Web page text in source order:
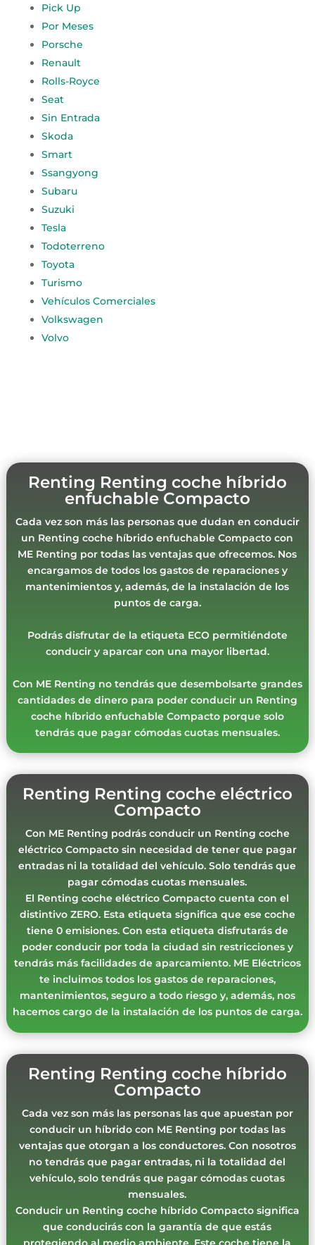
Pick Up
Por Meses
Porsche
Renault
Rolls-Royce
Seat
Sin Entrada
Skoda
Smart
Ssangyong
Subaru
Suzuki
Tesla
Todoterreno
Toyota
Turismo
Vehículos Comerciales
Volkswagen
Volvo
Renting Renting coche híbrido
enfuchable Compacto
Cada vez son más las personas que dudan en conducir
un Renting coche híbrido enfuchable Compacto con
ME Renting por todas las ventajas que ofrecemos. Nos
encargamos de todos los gastos de reparaciones y
mantenimientos y, además, de la instalación de los
puntos de carga.
Podrás disfrutar de la etiqueta ECO permitiéndote
conducir y aparcar con una mayor libertad.
Con ME Renting no tendrás que desembolsarte grandes
cantidades de dinero para poder conducir un Renting
coche híbrido enfuchable Compacto porque solo
tendrás que pagar cómodas cuotas mensuales.
Renting Renting coche eléctrico
Compacto
Con ME Renting podrás conducir un Renting coche
eléctrico Compacto sin necesidad de tener que pagar
entradas ni la totalidad del vehículo. Solo tendrás que
pagar cómodas cuotas mensuales.
El Renting coche eléctrico Compacto cuenta con el
distintivo ZERO. Esta etiqueta significa que ese coche
tiene 0 emisiones. Con esta etiqueta disfrutarás de
poder conducir por toda la ciudad sin restricciones y
tendrás más facilidades de aparcamiento. ME Eléctricos
te incluimos todos los gastos de reparaciones,
mantenimientos, seguro a todo riesgo y, además, nos
hacemos cargo de la instalación de los puntos de carga.
Renting Renting coche híbrido
Compacto
Cada vez son más las personas las que apuestan por
conducir un híbrido con ME Renting por todas las
ventajas que otorgan a los conductores. Con nosotros
no tendrás que pagar entradas, ni la totalidad del
vehículo, solo tendrás que pagar cómodas cuotas
mensuales.
Conducir un Renting coche híbrido Compacto significa
que conducirás con la garantía de que estás